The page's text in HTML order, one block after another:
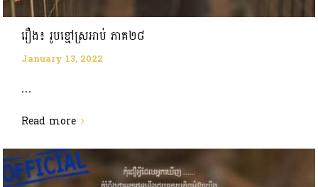
រឿង៖ រូបខ្មៅស្រអាប់ ភាគ២៨
January 13, 2022
...
Read more